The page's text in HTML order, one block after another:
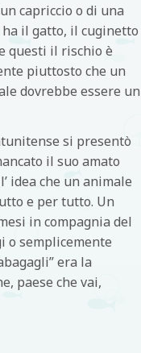
capriccio o di una
ha il gatto, il cuginetto
questi il rischio è
piuttosto che un
dovrebbe essere un
si presentò
il suo amato
idea che un animale
e per tutto. Un
in compagnia del
o semplicemente
era la
paese che vai,